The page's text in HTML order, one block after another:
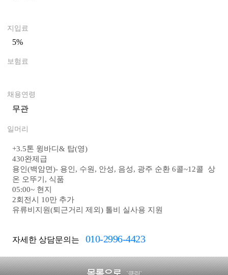
지입료
5%0
보험료
채용연령
무관
일머리
+3.5톤 윙바디& 탑(영)
430완제급
용인(백암면)- 용인, 수원, 안성, 음성, 광주 순환 6콜~12콜 상
온 오뚜기, 식품
05:00~ 현지
2회전시 10만 추가
유류비지원(퇴근거리 제외) 톨비 실사용 지원
자세한 상담문의는 010-2996-4423
목록으로